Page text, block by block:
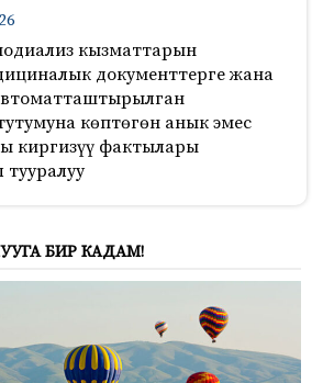
кызматтарын
документтерге жана
көптөгөн анык эмес
киргизүү фактылары
БИР КАДАМ!